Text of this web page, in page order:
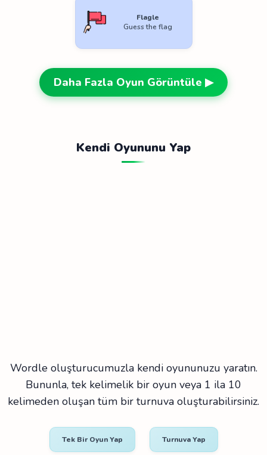
Flagle
Guess the flag
Daha Fazla Oyun Görüntüle ▶
Kendi Oyununu Yap
Wordle oluşturucumuzla kendi oyununuzu yaratın.
Bununla, tek kelimelik bir oyun veya 1 ila 10
kelimeden oluşan tüm bir turnuva oluşturabilirsiniz.
Tek Bir Oyun Yap Turnuva Yap